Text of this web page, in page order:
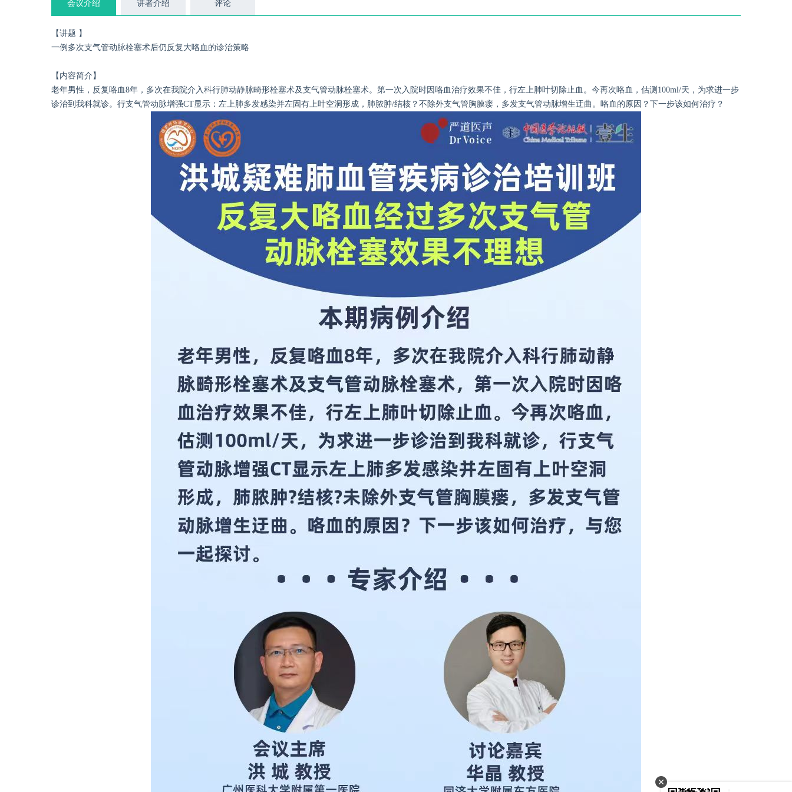
会议介绍 讲者介绍 评论
【讲题 】
一例多次支气管动脉栓塞术后仍反复大咯血的诊治策略
【内容简介】
老年男性，反复咯血8年，多次在我院介入科行肺动静脉畸形栓塞术及支气管动脉栓塞术。第一次入院时因咯血治疗效果不佳，行左上肺叶切除止血。今再次咯血， 估测 100ml/天，为求进一步
诊治到我科就诊。行支气管动脉增强CT显示：左上肺多发感染并左固有上叶空洞形成，肺脓肿/结核？不除外支气管胸膜瘘，多发支气管动脉增生迂曲。咯血的原因？下一步该如何治疗？